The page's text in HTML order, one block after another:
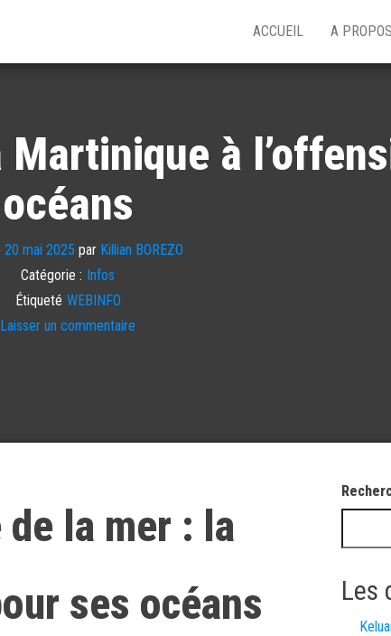
ACCUEIL A PROPOS
à
océans
20 mai 2025 par Killian BOREZO
Catégorie : Infos
Étiqueté WEBINFO
Laisser un commentaire
la mer : la
ses océans
Les